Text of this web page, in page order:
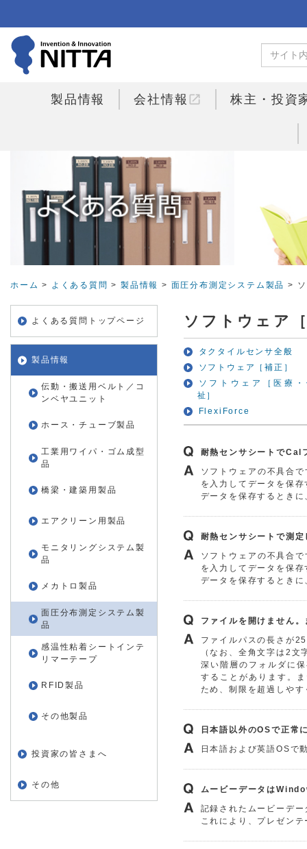
製品情報 会社情報 open_in_new 株主・投資
ホーム > よくある質問 >製品情報 > 面圧分布測定システム製品 >
よくある質問トップページ
製品情報
伝動・搬送用ベルト／コ
ンベヤユニット
ホース・チューブ製品
工業用ワイパ・ゴム成型
品
橋梁・建築用製品
エアクリーン用製品
モニタリングシステム製
品
メカトロ製品
面圧分布測定システム製
品
感温性粘着シートインテ
リマーテープ
RFID製品
その他製品
投資家の皆さまへ
その他
ソフトウェア
タクタイルセンサ全般
ソフトウェア［補正］
ソフトウェア［医療
祉］
FlexiForce
耐熱センサシートでCal
ソフトウェアの不具合
を入力してデータを保
データを保存するとき
耐熱センサシートで測
ソフトウェアの不具合
を入力してデータを保
データを保存するとき
ファイルを開けません
ファイルパスの長さが
（なお、全角文字は2文
深い階層のフォルダに
することがあります。
ため、制限を超過しや
日本語以外のOSで正常
日本語および英語OSで
ムービーデータは
記録されたムービーデ
これにより、プレゼン